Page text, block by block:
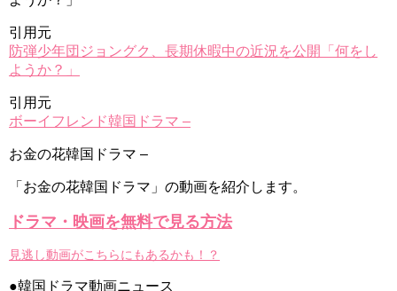
引用元
防弾少年団ジョングク、長期休暇中の近況を公開「何をし
ようか？」
引用元
ボーイフレンド韓国ドラマ –
お金の花韓国ドラマ –
「お金の花韓国ドラマ」の動画を紹介します。
ドラマ・映画を無料で見る方法
見逃し動画がこちらにもあるかも！？
●韓国ドラマ動画ニュース